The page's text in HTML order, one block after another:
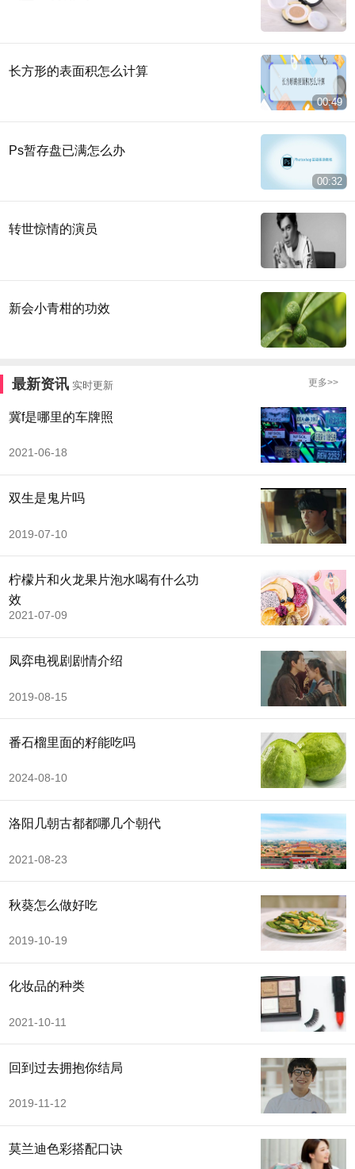
长方形的表面积怎么计算
00:49
Ps暂存盘已满怎么办
00:32
转世惊情的演员
新会小青柑的功效
最新资讯 实时更新 更多>>
冀f是哪里的车牌照
2021-06-18
双生是鬼片吗
2019-07-10
柠檬片和火龙果片泡水喝有什么功
效
2021-07-09
凤弈电视剧剧情介绍
2019-08-15
番石榴里面的籽能吃吗
2024-08-10
洛阳几朝古都都哪几个朝代
2021-08-23
秋葵怎么做好吃
2019-10-19
化妆品的种类
2021-10-11
回到过去拥抱你结局
2019-11-12
莫兰迪色彩搭配口诀